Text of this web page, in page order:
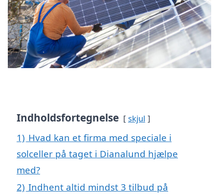
Indholdsfortegnelse skjul
1) Hvad kan et firma med speciale i
solceller på taget i Dianalund hjælpe
med?
2) Indhent altid mindst 3 tilbud på